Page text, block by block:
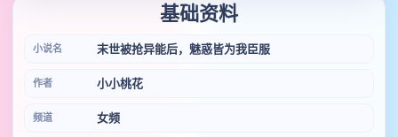
基础资料
小说名 末世被抢异能后，魅惑皆为我臣服
作者 小小桃花
频道 女频